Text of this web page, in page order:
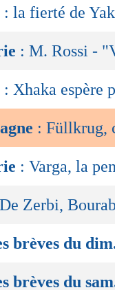
: la fierté de
: M. Rossi -
: Xhaka espère
: Füllkrug,
: Varga, la
Zerbi,
brèves du
brèves du